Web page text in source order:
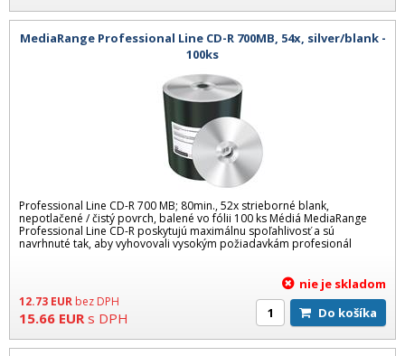
MediaRange Professional Line CD-R 700MB, 54x, silver/blank -
100ks
Professional Line CD-R 700 MB; 80min., 52x strieborné blank,
nepotlačené / čistý povrch, balené vo fólii 100 ks Médiá MediaRange
Professional Line CD-R poskytujú maximálnu spoľahlivosť a sú
navrhnuté tak, aby vyhovovali vysokým požiadavkám profesionál
12.73 EUR bez DPH
15.66 EUR s DPH
nie je skladom
Do košíka